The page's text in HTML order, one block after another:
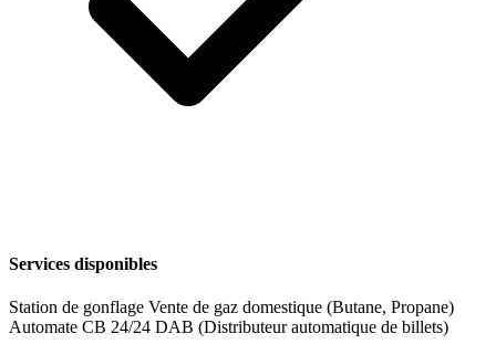
Services disponibles
Station de gonflage Vente de gaz domestique (Butane, Propane)
Automate CB 24/24 DAB (Distributeur automatique de billets)